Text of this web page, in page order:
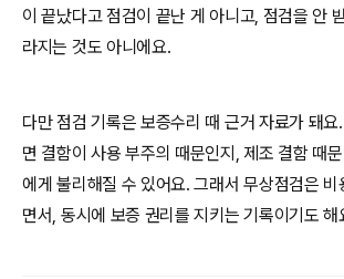
이 끝났다고 점검이 끝난 게 아니고, 점검을 안
라지는 것도 아니에요.
다만 점검 기록은 보증수리 때 근거 자료가 돼
면 결함이 사용 부주의 때문인지, 제조 결함 때
에게 불리해질 수 있어요. 그래서 무상점검은 비
면서, 동시에 보증 권리를 지키는 기록이기도 해